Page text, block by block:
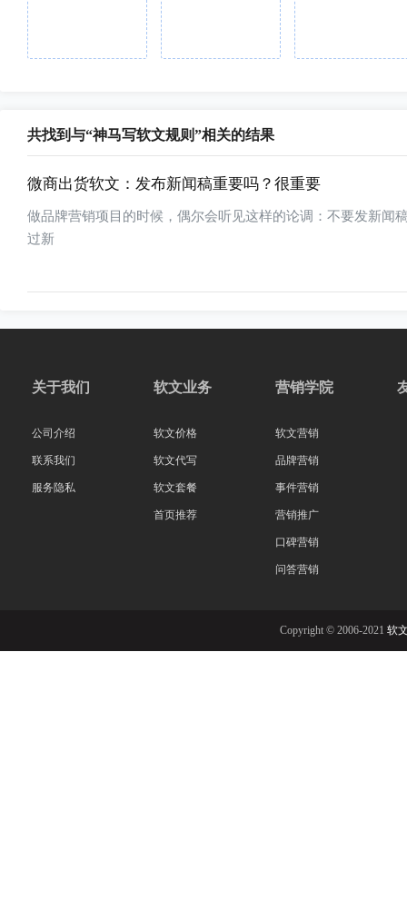
共找到与“神马写软文规则”相关的结果
微商出货软文：发布新闻稿重要吗？很重要
做品牌营销项目的时候，偶尔会听见这样的论调：不要发新闻
过新
关于我们
公司介绍
联系我们
服务隐私
软文业务
软文价格
软文代写
软文套餐
首页推荐
营销学院
软文营销
品牌营销
事件营销
营销推广
口碑营销
问答营销
Copyright © 2006-2021 软